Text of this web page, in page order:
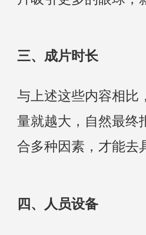
三、成片时长
与上述这些内容相比
量就越大，自然最终
合多种因素，才能去
四、人员设备